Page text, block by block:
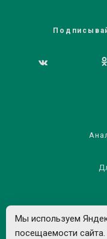
Правила
Политика
Мы используем
посещаемости